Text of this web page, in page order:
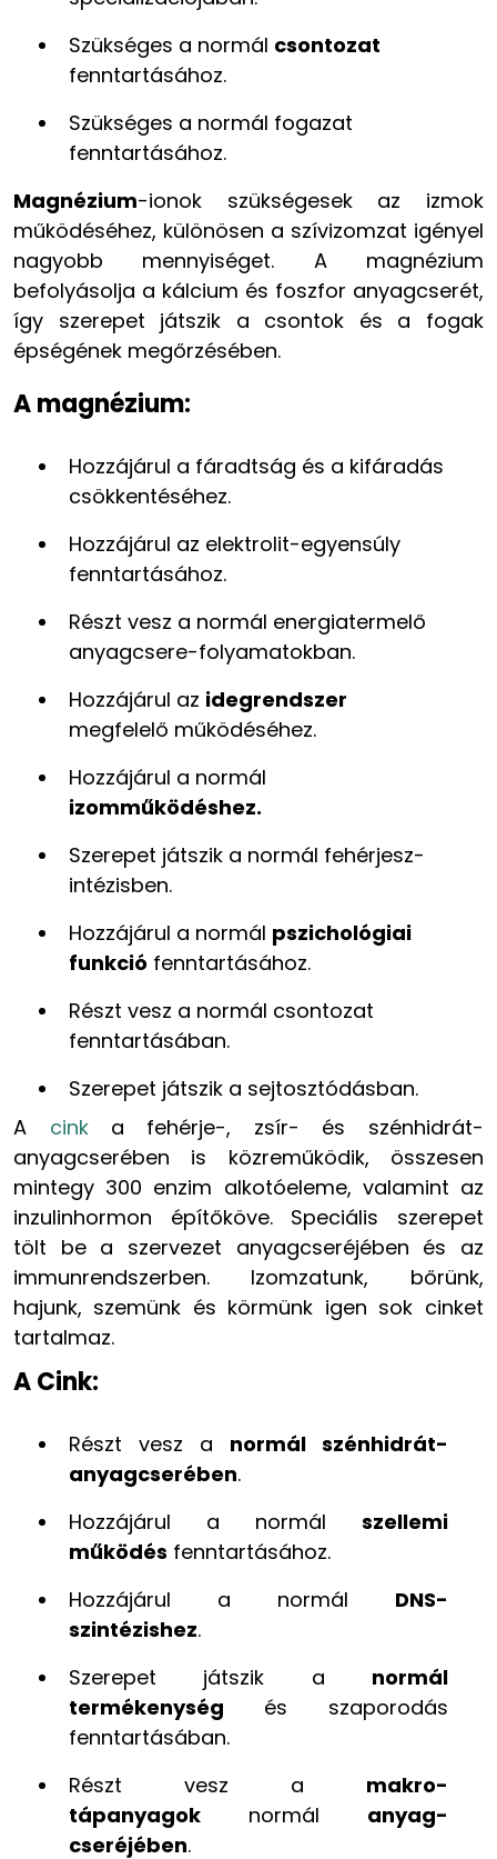
Szükséges a normál csontozat
fenntartá­sához.
Szükséges a normál fogazat
fenntartásá­hoz.
Magnézium-ionok szükségesek az izmok
működéséhez, különösen a szívizomzat igényel
nagyobb mennyiséget. A magnézium
befolyásolja a kálcium és foszfor anyagcserét,
így szerepet játszik a csontok és a fogak
épségének megőrzésében.
A magnézium:
Hozzájárul a fáradtság és a kifáradás
csök­kentéséhez.
Hozzájárul az elektrolit-egyensúly
fenntar­tásához.
Részt vesz a normál energiatermelő
anyagcsere-folyamatokban.
Hozzájárul az idegrendszer
megfelelő működéséhez.
Hozzájárul a normál
izomműködéshez.
Szerepet játszik a normál fehérjesz­
intézisben.
Hozzájárul a normál pszichológiai
funkció fenntartásához.
Részt vesz a normál csontozat
fenntartá­sában.
Szerepet játszik a sejtosztódásban.
A cinka fehérje-, zsír- és szénhidrát-
anyagcserében is közreműködik, összesen
mintegy 300 enzim alkotóeleme, valamint az
inzulinhormon építőköve. Speciális szerepet
tölt be a szervezet anyagcseréjében és az
immunrendszerben. Izomzatunk, bőrünk,
hajunk, szemünk és körmünk igen sok cinket
tartalmaz.
A Cink:
Részt vesz a normál szénhidrát-
anyagcserében.
Hozzájárul a normál szellemi
működés fenntartá­sához.
Hozzájárul a normál DNS-
szintézishez.
Szerepet játszik a normál
termékenység és szaporodás
fenntartásában.
Részt vesz a makro­
tápanyagok normál anyag­
cseréjében.